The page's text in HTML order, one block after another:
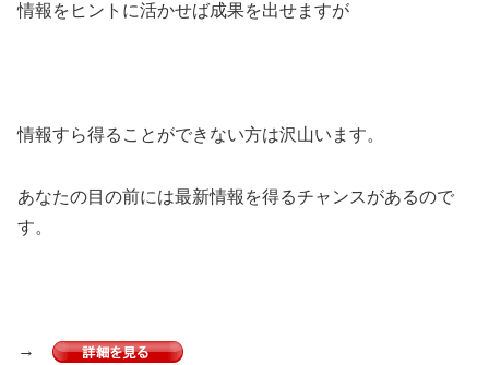
情報をヒントに活かせば成果を出せますが
情報すら得ることができない方は沢山います。
あなたの目の前には最新情報を得るチャンスがあるので
す。
→